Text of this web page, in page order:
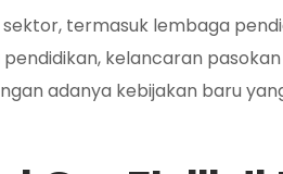
termasuk lembaga
kelancaran
adanya kebijakan baru